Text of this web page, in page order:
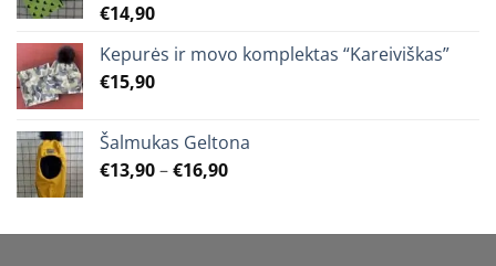
€14,90
Kepurės ir movo komplektas “Kareiviškas”
€15,90
Šalmukas Geltona
€13,90–€16,90Price
through